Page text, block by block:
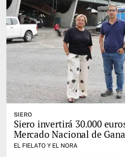
SIERO
Siero invertirá 30.000
Mercado Nacional de
EL FIELATO Y EL NORA